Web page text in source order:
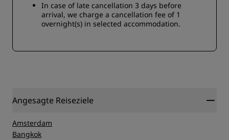
In case of late cancellation 3 days before
arrival, we charge a cancellation fee of 1
overnight(s) in selected accommodation.
Angesagte Reiseziele
Amsterdam
Bangkok